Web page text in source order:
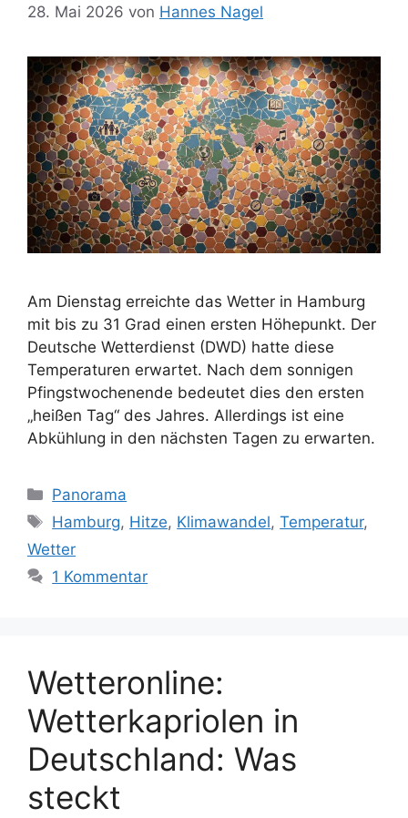
28. Mai 2026 von Hannes Nagel
Am Dienstag erreichte das Wetter in Hamburg
mit bis zu 31 Grad einen ersten Höhepunkt. Der
Deutsche Wetterdienst (DWD) hatte diese
Temperaturen erwartet. Nach dem sonnigen
Pfingstwochenende bedeutet dies den ersten
„heißen Tag“ des Jahres. Allerdings ist eine
Abkühlung in den nächsten Tagen zu erwarten.
Kategorien
Panorama
Schlagwörter
Hamburg, Hitze, Klimawandel,Temperatur,
Wetter
1 Kommentar
Wetteronline:
Wetterkapriolen in
Deutschland: Was
steckt